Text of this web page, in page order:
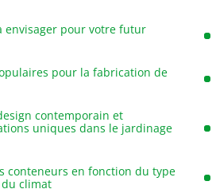
envisager pour votre futur
pour la fabrication de
contemporain et
uniques dans le jardinage
conteneurs en fonction du type
climat